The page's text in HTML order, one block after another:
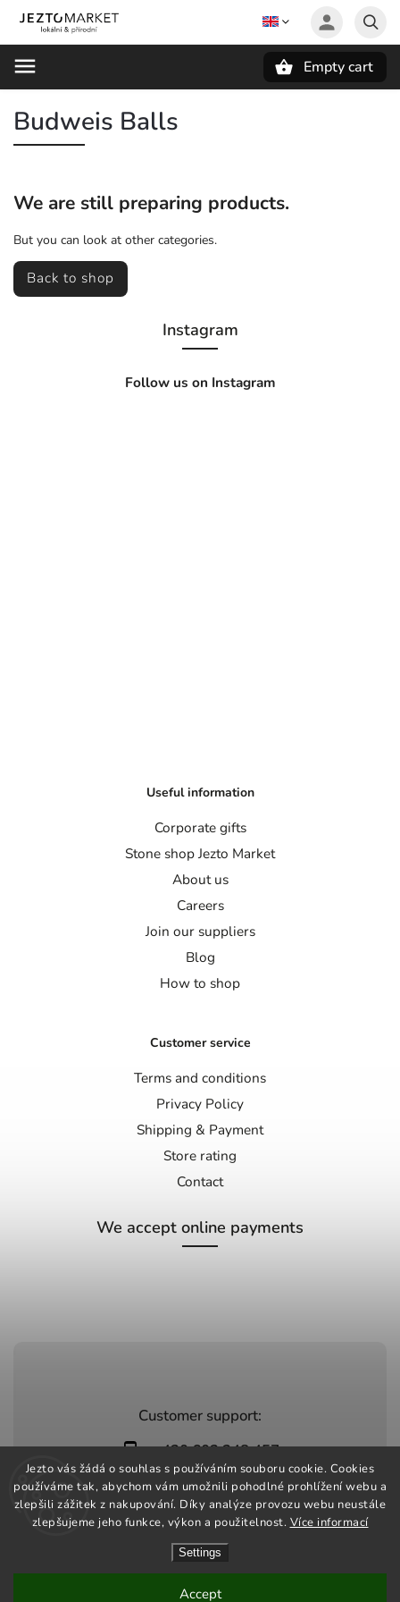
Jezto vás žádá o souhlas s používáním souboru cookie. Cookies
používáme tak, abychom vám umožnili pohodlné prohlížení webu a
zlepšili zážitek z nakupování. Díky analýze provozu webu neustále
zlepšujeme jeho funkce, výkon a použitelnost. Více informací
Settings
Accept
Empty cart
Budweis Balls
We are still preparing products.
But you can look at other categories.
Back to shop
Customer support:
+420 603 248 457
info@jeztomarket.cz
Instagram
Follow us on Instagram
Useful information
Corporate gifts
Stone shop Jezto Market
About us
Careers
Join our suppliers
Blog
How to shop
Customer service
Terms and conditions
Privacy Policy
Shipping & Payment
Store rating
Contact
We accept online payments
Shoptet | Design